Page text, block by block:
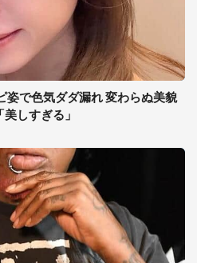
姿で色気ダダ漏れ 変わらぬ美貌
しすぎる」